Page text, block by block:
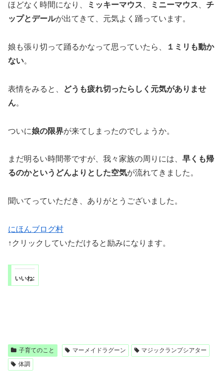
ほどなく時間になり、 ミッキーマウス ミニーマウス
チ
ップとデールが出てきて、元気よく踊っています。
娘も張り切って踊るかなって思っていたら、
１ミリも動か
ない。
表情をみると、
どうも疲れ切ったらしく元気がありませ
ん。
ついに娘の限界が来てしまったのでしょうか。
まだ明るい時間帯ですが、我々家族の周りには、 早くも帰
るのかというどんよりとした空気が流れてきました。
聞いてっていただき、ありがとうございました。
にほんブログ村
↑クリックしていただけると励みになります。
いいね:
子育てのこと マーメイドラグーン
マジックランプシアター
体調